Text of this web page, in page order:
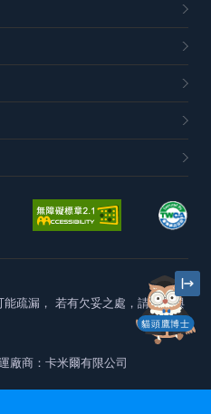
貓頭鷹博士
疏漏， 若有欠妥之處，請隨時與
廠商：卡米爾有限公司